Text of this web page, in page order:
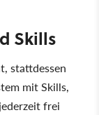
Skills
stattdessen
mit Skills,
frei